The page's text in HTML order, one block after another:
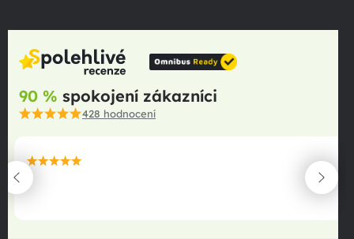
90 % spokojení zákazníci
428 hodnocení
maximální spokojenost
22.06.2025